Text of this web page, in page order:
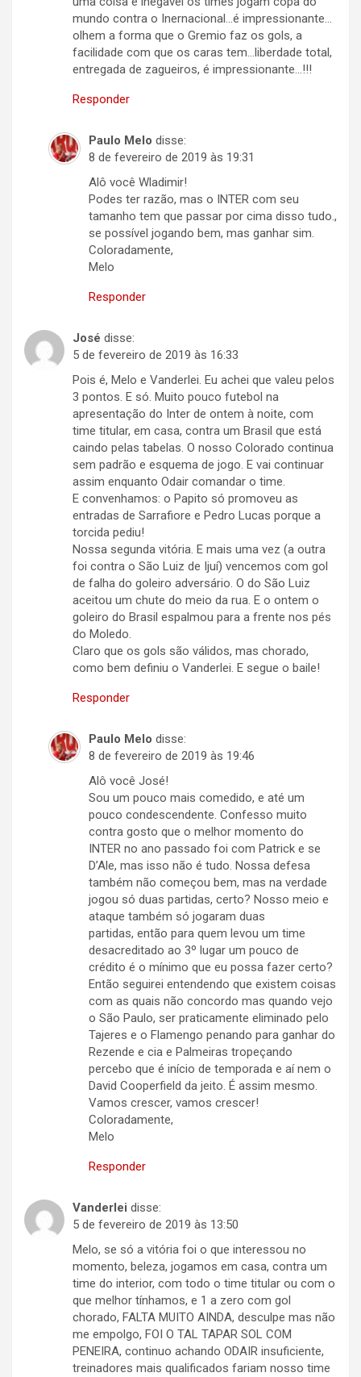
mundo contra o Inernacional…é impressionante…
olhem a forma que o Gremio faz os gols, a
facilidade com que os caras tem…liberdade total,
entregada de zagueiros, é impressionante…!!!
Responder
Paulo Melo disse:
8 de fevereiro de 2019 às 19:31
Alô você Wladimir!
Podes ter razão, mas o INTER com seu
tamanho tem que passar por cima disso tudo.,
se possível jogando bem, mas ganhar sim.
Coloradamente,
Melo
Responder
José disse:
5 de fevereiro de 2019 às 16:33
Pois é, Melo e Vanderlei. Eu achei que valeu pelos
3 pontos. E só. Muito pouco futebol na
apresentação do Inter de ontem à noite, com
time titular, em casa, contra um Brasil que está
caindo pelas tabelas. O nosso Colorado continua
sem padrão e esquema de jogo. E vai continuar
assim enquanto Odair comandar o time.
E convenhamos: o Papito só promoveu as
entradas de Sarrafiore e Pedro Lucas porque a
torcida pediu!
Nossa segunda vitória. E mais uma vez (a outra
foi contra o São Luiz de Ijuí) vencemos com gol
de falha do goleiro adversário. O do São Luiz
aceitou um chute do meio da rua. E o ontem o
goleiro do Brasil espalmou para a frente nos pés
do Moledo.
Claro que os gols são válidos, mas chorado,
como bem definiu o Vanderlei. E segue o baile!
Responder
Paulo Melo disse:
8 de fevereiro de 2019 às 19:46
Alô você José!
Sou um pouco mais comedido, e até um
pouco condescendente. Confesso muito
contra gosto que o melhor momento do
INTER no ano passado foi com Patrick e se
D’Ale, mas isso não é tudo. Nossa defesa
também não começou bem, mas na verdade
jogou só duas partidas, certo? Nosso meio e
ataque também só jogaram duas
partidas, então para quem levou um time
desacreditado ao 3º lugar um pouco de
crédito é o mínimo que eu possa fazer certo?
Então seguirei entendendo que existem coisas
com as quais não concordo mas quando vejo
o São Paulo, ser praticamente eliminado pelo
Tajeres e o Flamengo penando para ganhar do
Rezende e cia e Palmeiras tropeçando
percebo que é início de temporada e aí nem o
David Cooperfield da jeito. É assim mesmo.
Vamos crescer, vamos crescer!
Coloradamente,
Melo
Responder
Vanderlei disse:
5 de fevereiro de 2019 às 13:50
Melo, se só a vitória foi o que interessou no
momento, beleza, jogamos em casa, contra um
time do interior, com todo o time titular ou com o
que melhor tínhamos, e 1 a zero com gol
chorado, FALTA MUITO AINDA, desculpe mas não
me empolgo, FOI O TAL TAPAR SOL COM
PENEIRA, continuo achando ODAIR insuficiente,
treinadores mais qualificados fariam nosso time